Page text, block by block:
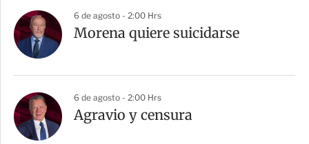
6 de agosto - 2:00 Hrs
Morena quiere suicidarse
6 de agosto - 2:00 Hrs
Agravio y censura